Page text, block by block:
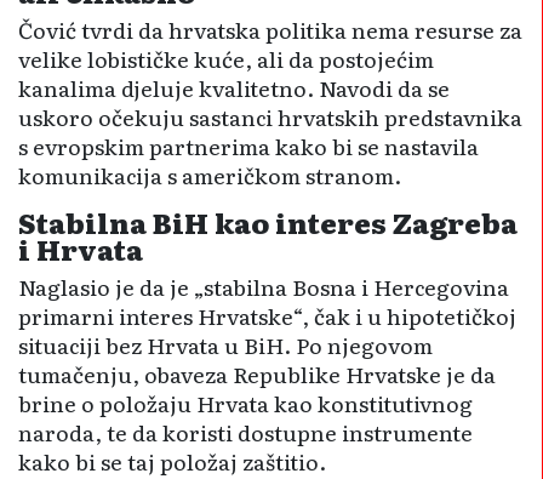
Čović tvrdi da hrvatska politika nema resurse za
velike lobističke kuće, ali da postojećim
kanalima djeluje kvalitetno. Navodi da se
uskoro očekuju sastanci hrvatskih predstavnika
s evropskim partnerima kako bi se nastavila
komunikacija s američkom stranom.
Stabilna BiH kao interes Zagreba
i Hrvata
Naglasio je da je „stabilna Bosna i Hercegovina
primarni interes Hrvatske“, čak i u hipotetičkoj
situaciji bez Hrvata u BiH. Po njegovom
tumačenju, obaveza Republike Hrvatske je da
brine o položaju Hrvata kao konstitutivnog
naroda, te da koristi dostupne instrumente
kako bi se taj položaj zaštitio.